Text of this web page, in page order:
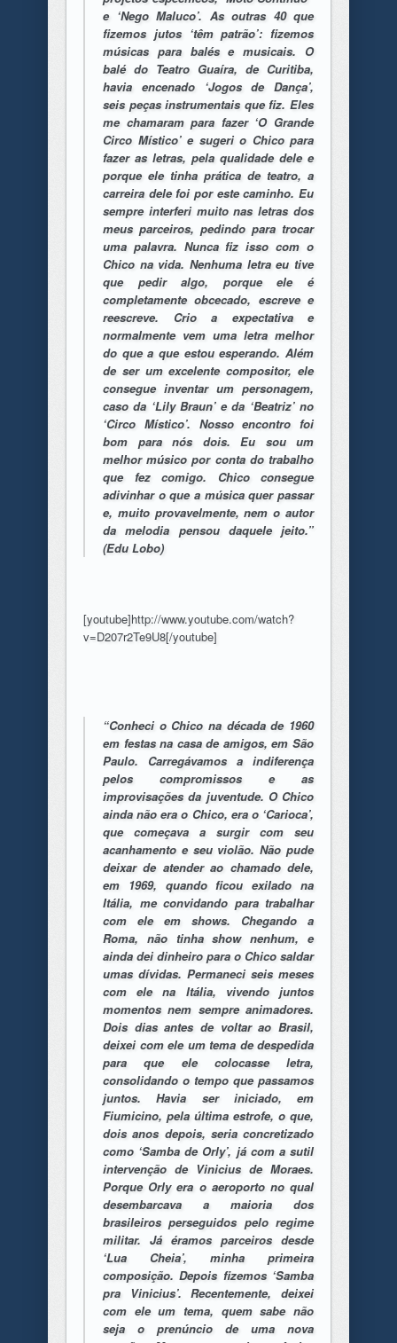
e ‘Nego Maluco’. As outras 40 que
fizemos jutos ‘têm patrão’: fizemos
músicas para balés e musicais. O
balé do Teatro Guaíra, de Curitiba,
havia encenado ‘Jogos de Dança’,
seis peças instrumentais que fiz. Eles
me chamaram para fazer ‘O Grande
Circo Místico’ e sugeri o Chico para
fazer as letras, pela qualidade dele e
porque ele tinha prática de teatro, a
carreira dele foi por este caminho. Eu
sempre interferi muito nas letras dos
meus parceiros, pedindo para trocar
uma palavra. Nunca fiz isso com o
Chico na vida. Nenhuma letra eu tive
que pedir algo, porque ele é
completamente obcecado, escreve e
reescreve. Crio a expectativa e
normalmente vem uma letra melhor
do que a que estou esperando. Além
de ser um excelente compositor, ele
consegue inventar um personagem,
caso da ‘Lily Braun’ e da ‘Beatriz’ no
‘Circo Místico’. Nosso encontro foi
bom para nós dois. Eu sou um
melhor músico por conta do trabalho
que fez comigo. Chico consegue
adivinhar o que a música quer passar
e, muito provavelmente, nem o autor
da melodia pensou daquele jeito.”
(Edu Lobo)
[youtube]http://www.youtube.com/watch?
v=D207r2Te9U8[/youtube]
“Conheci o Chico na década de 1960
em festas na casa de amigos, em São
Paulo. Carregávamos a indiferença
pelos compromissos e as
improvisações da juventude. O Chico
ainda não era o Chico, era o ‘Carioca’,
que começava a surgir com seu
acanhamento e seu violão. Não pude
deixar de atender ao chamado dele,
em 1969, quando ficou exilado na
Itália, me convidando para trabalhar
com ele em shows. Chegando a
Roma, não tinha show nenhum, e
ainda dei dinheiro para o Chico saldar
umas dívidas. Permaneci seis meses
com ele na Itália, vivendo juntos
momentos nem sempre animadores.
Dois dias antes de voltar ao Brasil,
deixei com ele um tema de despedida
para que ele colocasse letra,
consolidando o tempo que passamos
juntos. Havia ser iniciado, em
Fiumicino, pela última estrofe, o que,
dois anos depois, seria concretizado
como ‘Samba de Orly’, já com a sutil
intervenção de Vinicius de Moraes.
Porque Orly era o aeroporto no qual
desembarcava a maioria dos
brasileiros perseguidos pelo regime
militar. Já éramos parceiros desde
‘Lua Cheia’, minha primeira
composição. Depois fizemos ‘Samba
pra Vinicius’. Recentemente, deixei
com ele um tema, quem sabe não
seja o prenúncio de uma nova